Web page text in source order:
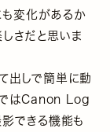
も変化があるか
さだと思いま
出しで簡単に動
ではCanon Log
できる機能も